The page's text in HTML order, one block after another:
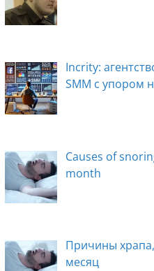
Incrity:
SMM с упором
Causes of
month
Причины храпа,
месяц